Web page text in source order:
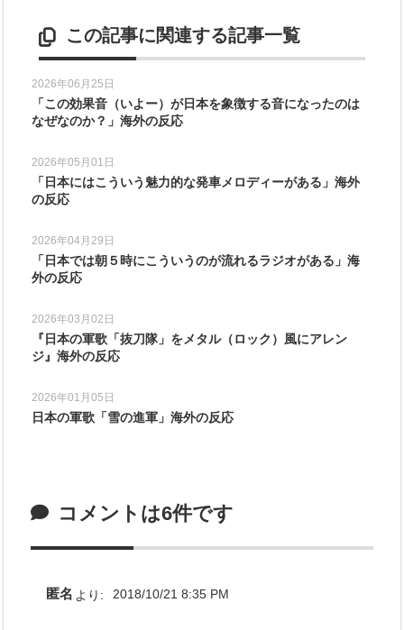
この記事に関連する記事一覧
2026年06月25日
「この効果音（いよー）が日本を象徴する音になったのは
なぜなのか？」海外の反応
2026年05月01日
「日本にはこういう魅力的な発車メロディーがある」海外
の反応
2026年04月29日
「日本では朝５時にこういうのが流れるラジオがある」海
外の反応
2026年03月02日
『日本の軍歌「抜刀隊」をメタル（ロック）風にアレン
ジ』海外の反応
2026年01月05日
日本の軍歌「雪の進軍」海外の反応
コメントは6件です
匿名 より: 2018/10/21 8:35 PM